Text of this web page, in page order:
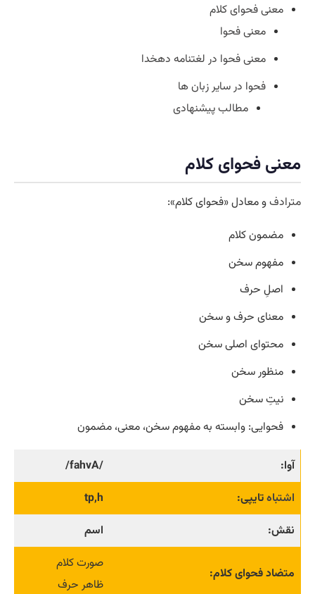
معنی فحوای کلام
معنی فحوا
معنی فحوا در لغتنامه دهخدا
فحوا در سایر زبان ها
مطالب پیشنهادی
معنی فحوای کلام
مترادفو معادل «فحوای کلام»:
مضمون کلام
مفهوم سخن
اصلِ حرف
معنای حرف و سخن
محتوای اصلی سخن
منظور سخن
نیتِ سخن
فحوایی: وابسته به مفهوم سخن، معنی، مضمون
آوا:
/fahvA/
اشتباهتایپی:
tp,h
نقش:
اسم
متضاد فحوای کلام:
صورت کلام
ظاهر حرف